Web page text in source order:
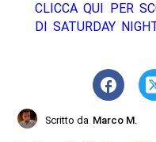
CLICCA QUI PER
DI SATURDAY
Scritto da Marco M.